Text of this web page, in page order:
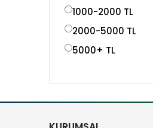
1000-2000 TL
2000-5000 TL
5000+ TL